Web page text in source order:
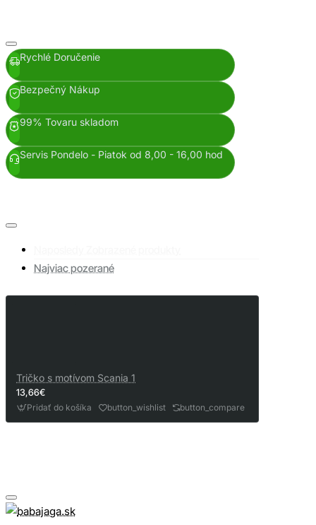
Rychlé Doručenie
Bezpečný Nákup
99% Tovaru skladom
Servis Pondelo - Piatok od 8,00 - 16,00 hod
Najviac pozerané
Tričko s motívom Scania 1
13,66€
Pridať do košíka button_wishlist button_compare